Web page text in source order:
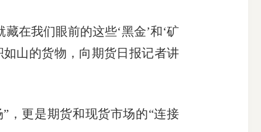
在我们眼前的这些‘黑金’和‘矿
山的货物，向期货日报记者讲
更是期货和现货市场的“连接